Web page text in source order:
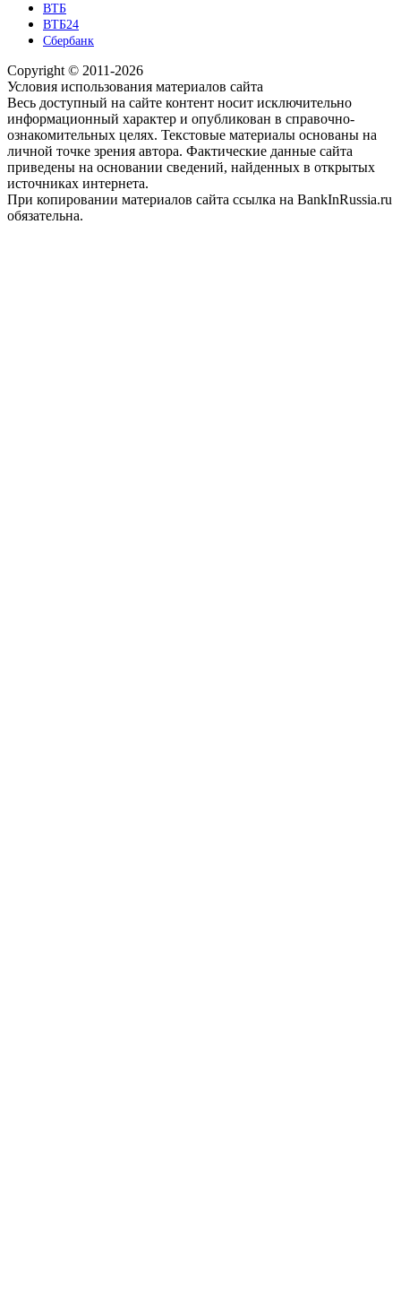
ВТБ
ВТБ24
Сбербанк
Copyright © 2011-2026
Условия использования материалов сайта
Весь доступный на сайте контент носит исключительно
информационный характер и опубликован в справочно-
ознакомительных целях. Текстовые материалы основаны на
личной точке зрения автора. Фактические данные сайта
приведены на основании сведений, найденных в открытых
источниках интернета.
При копировании материалов сайта ссылка на BankInRussia.ru
обязательна.